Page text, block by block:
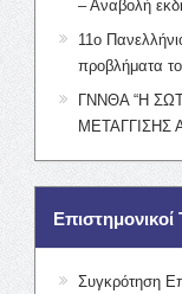
– Αναβολή
11ο
προβλήματα
ΓΝΝΘΑ “Η
ΜΕΤΑΓΓΙΣΗΣ
Επιστημονικοί
Συγκρότηση